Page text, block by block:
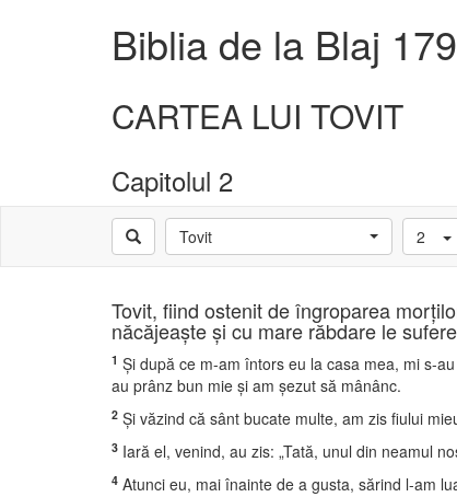
Biblia de la Blaj
CARTEA LUI TOVIT
Capitolul 2
Tovit 2
Tovit, fiind ostenit de îngroparea
năcăjeaşte şi cu mare răbdare le
1 Şi după ce m-am întors eu la casa mea, mi s-
au prânz bun mie şi am şezut să mânânc.
2 Şi văzind că sânt bucate multe, am zis fiului
3 Iară el, venind, au zis: „Tată, unul din neamul
4 Atunci eu, mai înainte de a gusta, sărind l-am